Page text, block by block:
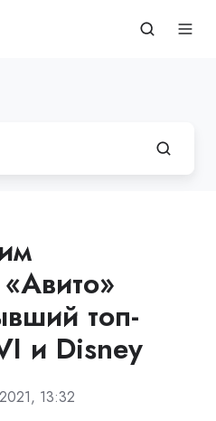
топ-
и Disney
13:32